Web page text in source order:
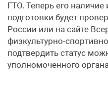
ГТО. Теперь его наличие
подготовки будет
России или на сайте
физкультурно-
подтвердить статус
уполномоченного